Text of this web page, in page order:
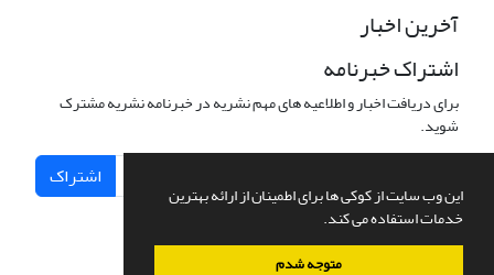
این وب سایت از کوکی ها برای اطمینان از ارائه بهترین
خدمات استفاده می کند.
متوجه شدم
آخرین اخبار
اشتراک خبرنامه
برای دریافت اخبار و اطلاعیه های مهم نشریه در خبرنامه نشریه مشترک
شوید.
اشتراک